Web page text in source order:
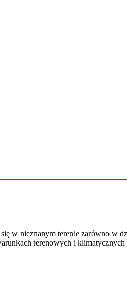
w nieznanym terenie zarówno w
terenowych i klimatycznych